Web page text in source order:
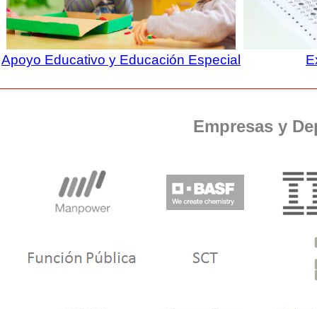
Apoyo Educativo y Educación Especial
Empresas y